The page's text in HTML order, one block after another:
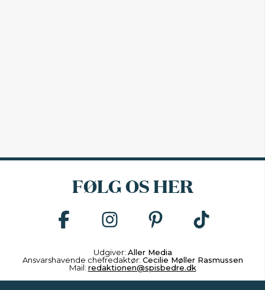
FØLG OS HER
Udgiver: Aller Media
Ansvarshavende chefredaktør: Cecilie Møller Rasmussen
Mail: redaktionen@spisbedre.dk